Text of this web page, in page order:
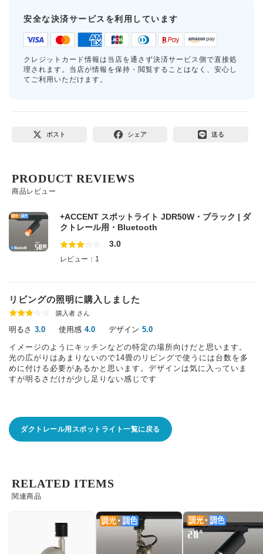
安全な決済サービスを利用しています
クレジットカード情報は当店を通さず決済サービス側で直接処
理されます。当店が情報を保持・閲覧することはなく、安心し
てご利用いただけます。
ポスト シェア 送る
商品レビュー
PRODUCT REVIEWS
+ACCENT スポットライト JDR50W・ブラック | ダ
クトレール用・Bluetooth
3.0
レビュー：1
リビングの照明に購入しました
購入者 さん
明るさ 3.0 使用感 4.0 デザイン 5.0
イメージのようにキッチンなどの特定の場所向けだと思います。
光の広がりはあまりないので14畳のリビングで使うには台数を多
めに付ける必要があるかと思います。デザインは気に入っていま
すが明るさだけが少し足りない感じです
ダクトレール用スポットライト一覧に戻る
関連商品
RELATED ITEMS